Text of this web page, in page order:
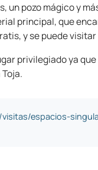
un pozo mágico y
principal, que
y se puede
privilegiado ya
espacios-